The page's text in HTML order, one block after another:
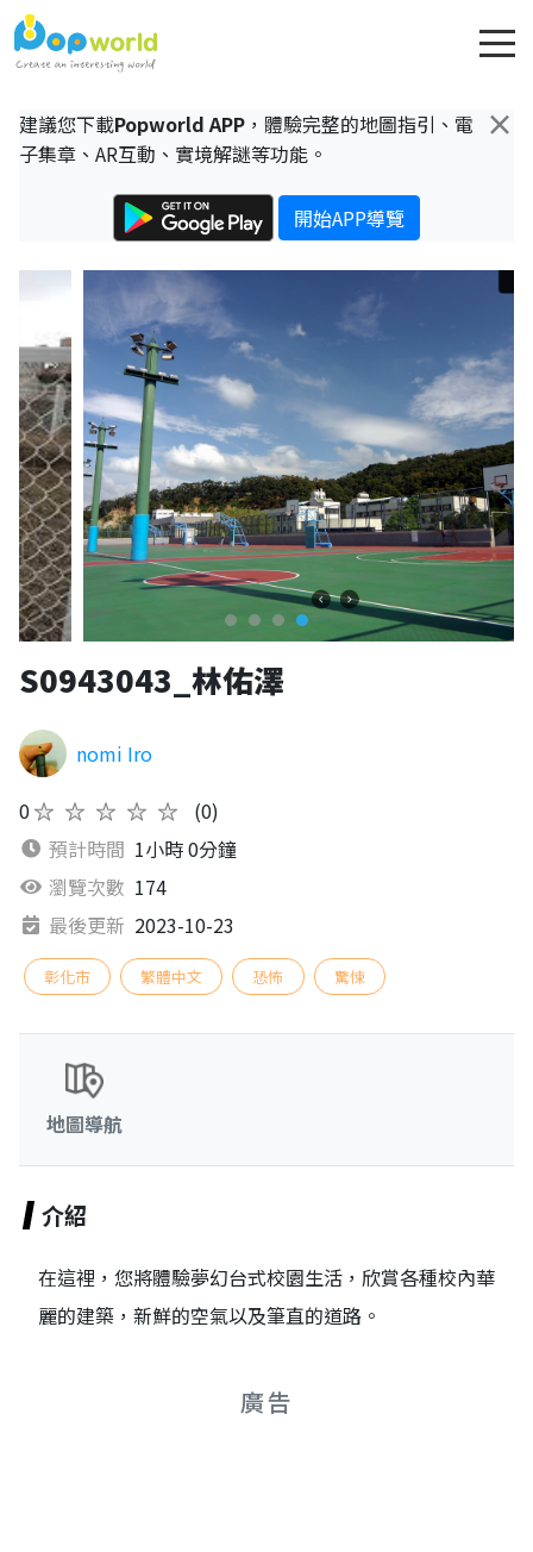
×
建議您下載Popworld APP ，體驗完整的地圖指引、電
子集章、AR互動、實境解謎等功能。
開始APP導覽
S0943043_林佑澤
nomi Iro
0★★★★★
(0)
預計時間 1小時 0分鐘
瀏覽次數 174
最後更新 2023-10-23
彰化市 繁體中文 恐怖 驚悚
地圖導航
介紹
在這裡，您將體驗夢幻台式校園生活，欣賞各種校內華
麗的建築，新鮮的空氣以及筆直的道路。
廣告